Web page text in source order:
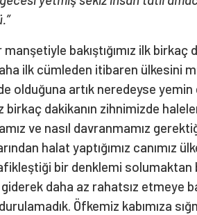
bakıştığımız ilk birkaç
ilk cümleden itibaren ülkesini
olduğuna artık neredeyse
birkaç dakikanın zihnimizde
ve nasıl davranmamız
halat yaptığımız canımız
bir denklemi solumaktan
daha az rahatsız etmeye
Öfkemiz kabımıza